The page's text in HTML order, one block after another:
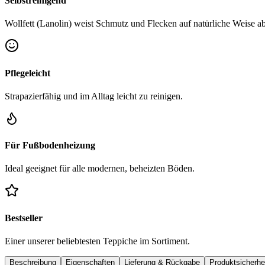
Wollfett (Lanolin) weist Schmutz und Flecken auf natürliche Weise
Pflegeleicht
Strapazierfähig und im Alltag leicht zu reinigen.
Für Fußbodenheizung
Ideal geeignet für alle modernen, beheizten Böden.
Bestseller
Einer unserer beliebtesten Teppiche im Sortiment.
Beschreibung Eigenschaften Lieferung & Rückgabe